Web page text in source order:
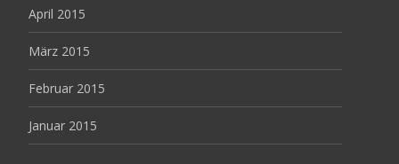
April 2015
März 2015
Februar 2015
Januar 2015